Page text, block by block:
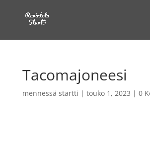
Tacomajoneesi
mennessä startti | touko 1, 2023 | 0